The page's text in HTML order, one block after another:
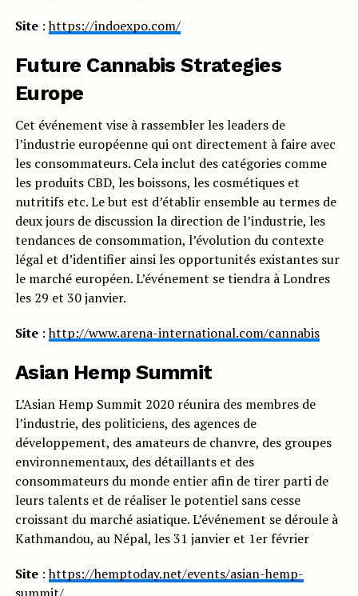
Site:https://indoexpo.com/
Future Cannabis Strategies
Europe
Cet événement vise à rassembler les leaders de
l’industrie européenne qui ont directement à faire avec
les consommateurs. Cela inclut des catégories comme
les produits CBD, les boissons, les cosmétiques et
nutritifs etc. Le but est d’établir ensemble au termes de
deux jours de discussion la direction de l’industrie, les
tendances de consommation, l’évolution du contexte
légal et d’identifier ainsi les opportunités existantes sur
le marché européen. L’événement se tiendra à Londres
les 29 et 30 janvier.
Site :http://www.arena-international.com/cannabis
Asian Hemp Summit
L’Asian Hemp Summit 2020 réunira des membres de
l’industrie, des politiciens, des agences de
développement, des amateurs de chanvre, des groupes
environnementaux, des détaillants et des
consommateurs du monde entier afin de tirer parti de
leurs talents et de réaliser le potentiel sans cesse
croissant du marché asiatique. L’événement se déroule à
Kathmandou, au Népal, les 31 janvier et 1er février
Site:https://hemptoday.net/events/asian-hemp-